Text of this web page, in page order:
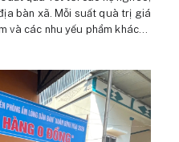
bàn xã. Mỗi suất quà trị giá
các nhu yếu phẩm khác…